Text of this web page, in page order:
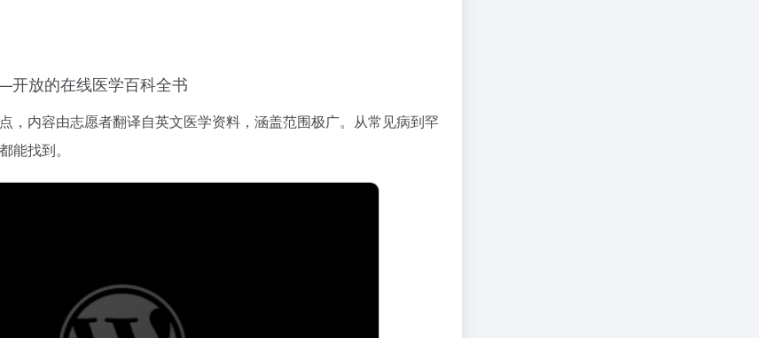
放的在线医学百科全书
，内容由志愿者翻译自英文医学资料，涵盖范围极广。从常见病到罕
能找到。